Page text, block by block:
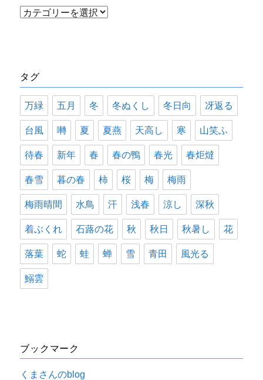
カ
ー
タグ
万緑 五月 冬 冬ぬくし 冬日向 冴返る
台風 囀 夏 夏燕 天高し 寒 山笑ふ
待春 新年 春 春の鴨 春光 春炬燵
春雪 暮の春 柿 桜 梅 梅雨
梅雨晴間 水鳥 汗 浅春 涼し 深秋
着ぶくれ 石蕗の花 秋 秋日 秋暑し 花
落葉 蛇 蛙 蝉 雪 青田 風光る
鰯雲
ブックマーク
くまさんのblog